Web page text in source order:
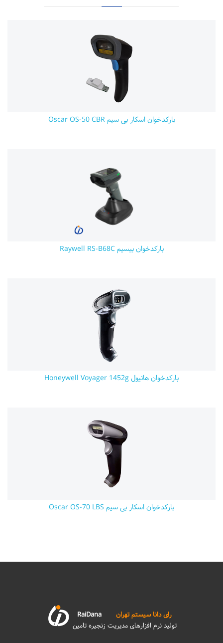
بارکدخوان اسکار بی سیم Oscar OS-50 CBR
بارکدخوان بیسیم Raywell RS-B68C
بارکدخوان هانیول Honeywell Voyager 1452g
بارکدخوان اسکار بی سیم Oscar OS-70 LBS
رای دانا سیستم تهران
RaiDana
تولید نرم افزارهای مدیریت زنجیره تامین